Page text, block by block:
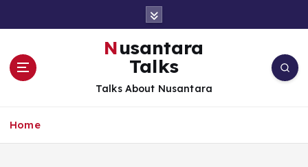
Nusantara
Talks
Talks About Nusantara
Home